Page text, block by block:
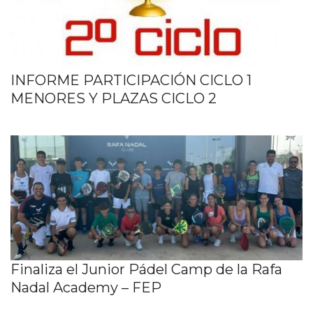
INFORME PARTICIPACIÓN CICLO 1
MENORES Y PLAZAS CICLO 2
Finaliza el Junior Pádel Camp de la Rafa
Nadal Academy – FEP